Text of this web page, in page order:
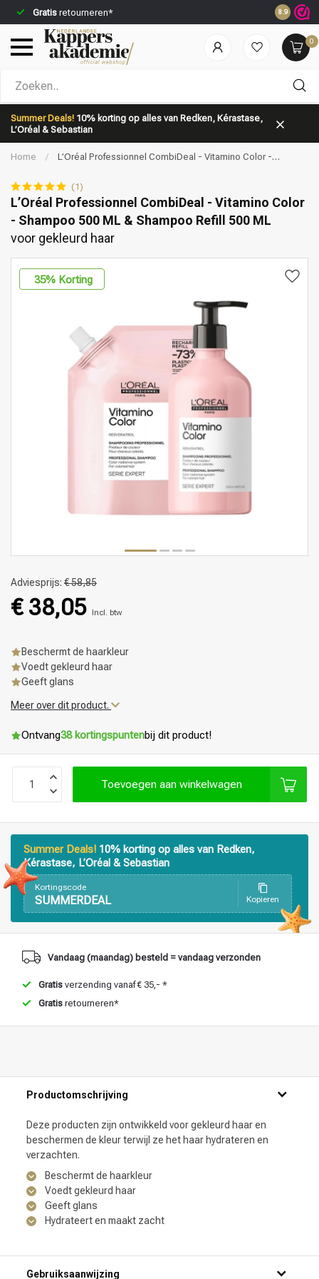
Gratis retourneren* Voor
8.9
0
Summer Deals! 10% korting op alles van Redken, Kérastase,
L’Oréal & Sebastian
Welke categorie ben jij naar op zoek?
Merken Haarverzorging
Haarstyling Haarkleuring
Home /
L’Oréal Professionnel CombiDeal - Vitamino Color -
(1)
L’Oréal Professionnel CombiDeal - Vitamino Color
- Shampoo 500 ML & Shampoo Refill 500 ML
voor gekleurd haar
35% Korting
Adviesprijs: € 58,85
€ 38,05 Incl. btw
Beschermt de haarkleur
Voedt gekleurd haar
Geeft glans
Meer over dit product.
Ontvang38 kortingspuntenbij dit product!
Toevoegen aan winkelwagen
Summer Deals! 10% korting op alles van Redken,
Kérastase, L’Oréal & Sebastian
Kortingscode
SUMMERDEAL Kopieren
Vandaag (maandag) besteld = vandaag verzonden
Gratis verzending vanaf € 35,- *
Gratis retourneren*
Productomschrijving
Deze producten zijn ontwikkeld voor gekleurd haar en
beschermen de kleur terwijl ze het haar hydrateren en
verzachten.
Beschermt de haarkleur
Voedt gekleurd haar
Geeft glans
Hydrateert en maakt zacht
Gebruiksaanwijzing